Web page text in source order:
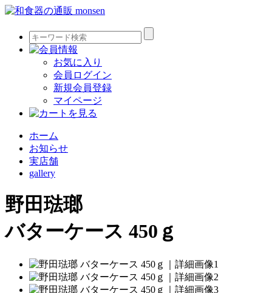
お気に入り
会員ログイン
新規会員登録
マイページ
ホーム
お知らせ
実店舗
gallery
野田琺瑯
バターケース 450ｇ